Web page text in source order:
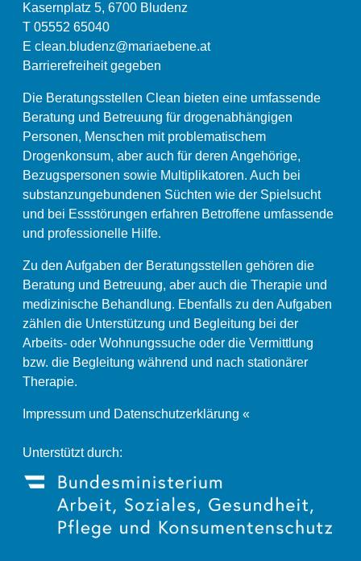
Kasernplatz 5, 6700 Bludenz
T 05552 65040
E clean.bludenz@mariaebene.at
Barrierefreiheit gegeben
Die Beratungsstellen Clean bieten eine umfassende
Beratung und Betreuung für drogenabhängigen
Personen, Menschen mit problematischem
Drogenkonsum, aber auch für deren Angehörige,
Bezugspersonen sowie Multiplikatoren. Auch bei
substanzungebundenen Süchten wie der Spielsucht
und bei Essstörungen erfahren Betroffene umfassende
und professionelle Hilfe.
Zu den Aufgaben der Beratungsstellen gehören die
Beratung und Betreuung, aber auch die Therapie und
medizinische Behandlung. Ebenfalls zu den Aufgaben
zählen die Unterstützung und Begleitung bei der
Arbeits- oder Wohnungssuche oder die Vermittlung
bzw. die Begleitung während und nach stationärer
Therapie.
Impressum und Datenschutzerklärung «
Unterstützt durch: